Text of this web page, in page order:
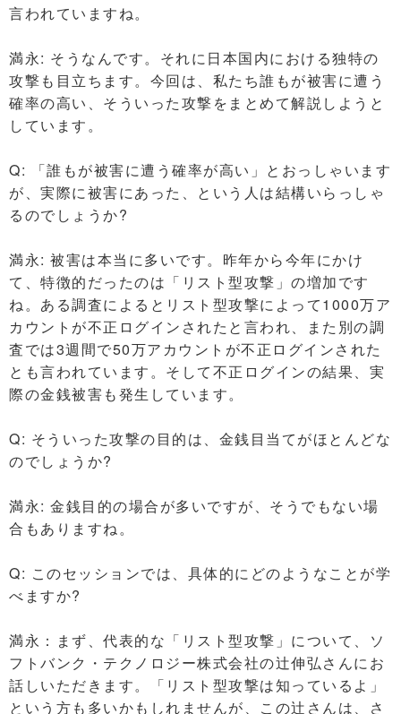
言われていますね。
満永: そうなんです。それに日本国内における独特の
攻撃も目立ちます。今回は、私たち誰もが被害に遭う
確率の高い、そういった攻撃をまとめて解説しようと
しています。
Q: 「誰もが被害に遭う確率が高い」とおっしゃいます
が、実際に被害にあった、という人は結構いらっしゃ
るのでしょうか?
満永: 被害は本当に多いです。昨年から今年にかけ
て、特徴的だったのは「リスト型攻撃」の増加です
ね。ある調査によるとリスト型攻撃によって1000万ア
カウントが不正ログインされたと言われ、また別の調
査では3週間で50万アカウントが不正ログインされた
とも言われています。そして不正ログインの結果、実
際の金銭被害も発生しています。
Q: そういった攻撃の目的は、金銭目当てがほとんどな
のでしょうか?
満永: 金銭目的の場合が多いですが、そうでもない場
合もありますね。
Q: このセッションでは、具体的にどのようなことが学
べますか?
満永：まず、代表的な「リスト型攻撃」について、ソ
フトバンク・テクノロジー株式会社の辻伸弘さんにお
話しいただきます。「リスト型攻撃は知っているよ」
という方も多いかもしれませんが、この辻さんは、さ